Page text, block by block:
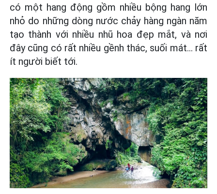
có một hang động gồm nhiều bộng hang lớn
nhỏ do những dòng nước chảy hàng ngàn năm
tạo thành với nhiều nhũ hoa đẹp mắt, và nơi
đây cũng có rất nhiều gềnh thác, suối mát... rất
ít người biết tới.